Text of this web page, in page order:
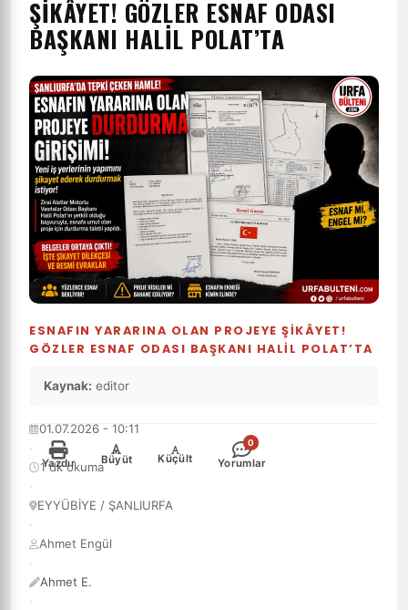
ESNAFIN YARARINA OLAN PROJEYE ŞIKÂYET!
GÖZLER ESNAF ODASI BAŞKANI HALIL POLAT’TA
ŞIKÂYET! GÖZLER ESNAF ODASI
BAŞKANI HALIL POLAT’TA
01.07.2026 - 10:11
·
1 dk okuma
·
EYYÜBİYE / ŞANLIURFA
·
Ahmet Engül
·
Ahmet E.
·
Yazdır
+
Büyüt
-
Küçült
0
Yorumlar
Kaynak: editor